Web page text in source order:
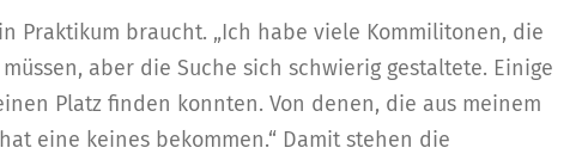
Praktikum braucht. „Ich habe viele Kommilitonen, die
aber die Suche sich schwierig gestaltete. Einige
Platz finden konnten. Von denen, die aus meinem
eine keines bekommen.“ Damit stehen die